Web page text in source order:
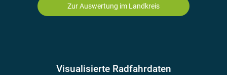
Zur Auswertung im Landkreis
Visualisierte Radfahrdaten